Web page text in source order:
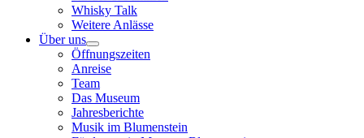
Whisky Talk
Weitere Anlässe
Über uns
Öffnungszeiten
Anreise
Team
Das Museum
Jahresberichte
Musik im Blumenstein